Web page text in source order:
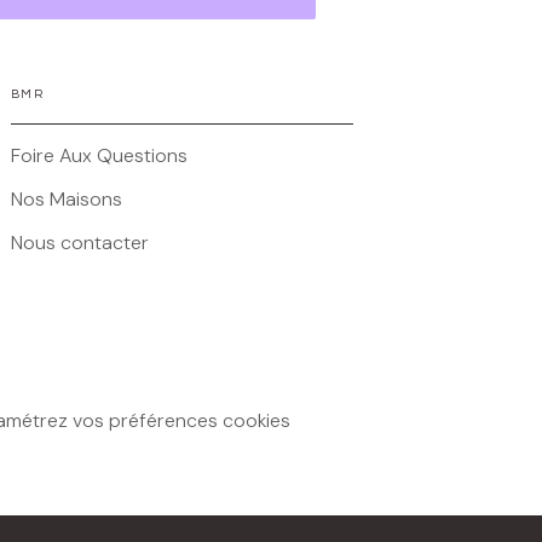
BMR
Foire Aux Questions
Nos Maisons
Nous contacter
vos préférences cookies